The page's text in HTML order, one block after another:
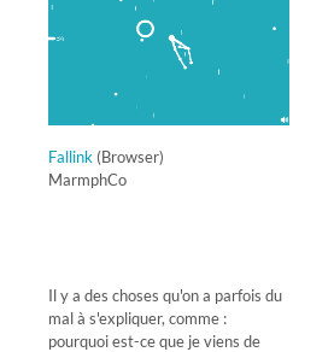
Fallink (Browser)
MarmphCo
Il y a des choses qu'on a parfois du
mal à s'expliquer, comme :
pourquoi est-ce que je viens de